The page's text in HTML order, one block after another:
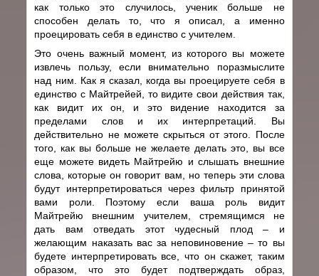
как только это случилось, ученик больше не
способен делать то, что я описал, а именно
проецировать себя в единство с учителем.
Это очень важный момент, из которого вы можете
извлечь пользу, если внимательно поразмыслите
над ним. Как я сказал, когда вы проецируете себя в
единство с Майтрейей, то видите свои действия так,
как видит их он, и это видение находится за
пределами слов и их интерпретаций. Вы
действительно не можете скрыться от этого. После
того, как вы больше не желаете делать это, вы все
еще можете видеть Майтрейю и слышать внешние
слова, которые он говорит вам, но теперь эти слова
будут интерпретироваться через фильтр принятой
вами роли. Поэтому если ваша роль видит
Майтрейю внешним учителем, стремящимся не
дать вам отведать этот чудесный плод – и
желающим наказать вас за неповиновение – то вы
будете интерпретировать все, что он скажет, таким
образом, что это будет подтверждать образ,